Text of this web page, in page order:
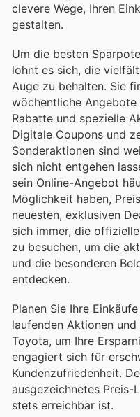
clevere Wege, Ihren
gestalten.
Um die besten
lohnt es sich, die
Auge zu behalten. Sie
wöchentliche
Rabatte und spezielle
Digitale Coupons und
Sonderaktionen sind
sich nicht entgehen
sein Online-Angebot
Möglichkeit haben,
neuesten, exklusiven
sich immer, die
zu besuchen, um die
und die besonderen
entdecken.
Planen Sie Ihre
laufenden Aktionen
Toyota, um Ihre
engagiert sich für
Kundenzufriedenheit.
ausgezeichnetes Preis-
stets erreichbar ist.